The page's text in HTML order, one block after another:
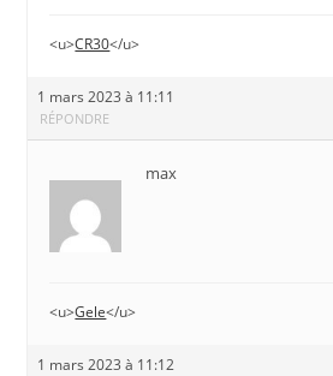
<u>CR30</u>
1 mars 2023 à 11:11
RÉPONDRE
max
<u>Gele</u>
1 mars 2023 à 11:12